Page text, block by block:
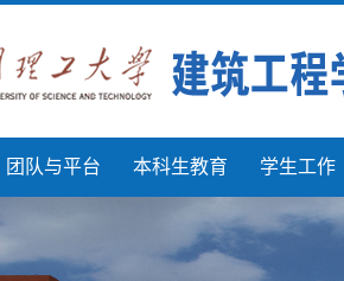
团队与平台 本科生教育 学生工作